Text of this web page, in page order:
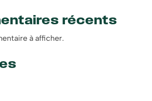
récents
à afficher.